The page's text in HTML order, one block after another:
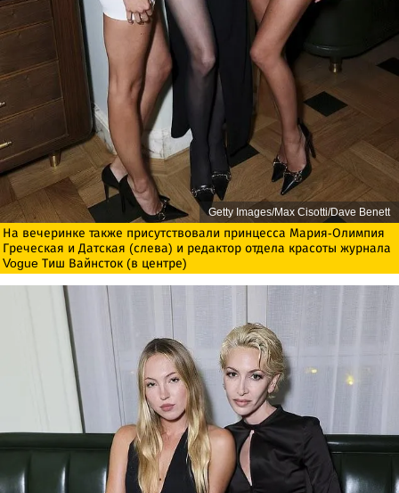
Getty Images/Max Cisotti/Dave Benett
На вечеринке также присутствовали принцесса Мария-Олимпия
Греческая и Датская (слева) и редактор отдела красоты журнала
Vogue Тиш Вайнсток (в центре)